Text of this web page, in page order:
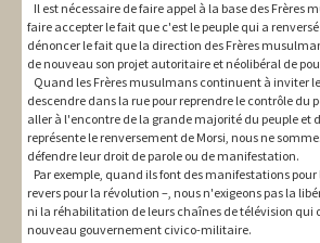
Il est nécessaire de faire appel à la base des Frères
faire accepter le fait que c'est le peuple qui a
dénoncer le fait que la direction des Frères
de nouveau son projet autoritaire et néolibéral de
Quand les Frères musulmans continuent à inviter
descendre dans la rue pour reprendre le contrôle du
aller à l'encontre de la grande majorité du peuple et
représente le renversement de Morsi, nous ne
défendre leur droit de parole ou de manifestation.
Par exemple, quand ils font des manifestations pour
revers pour la révolution –, nous n'exigeons pas la
ni la réhabilitation de leurs chaînes de télévision qui
nouveau gouvernement civico-militaire.